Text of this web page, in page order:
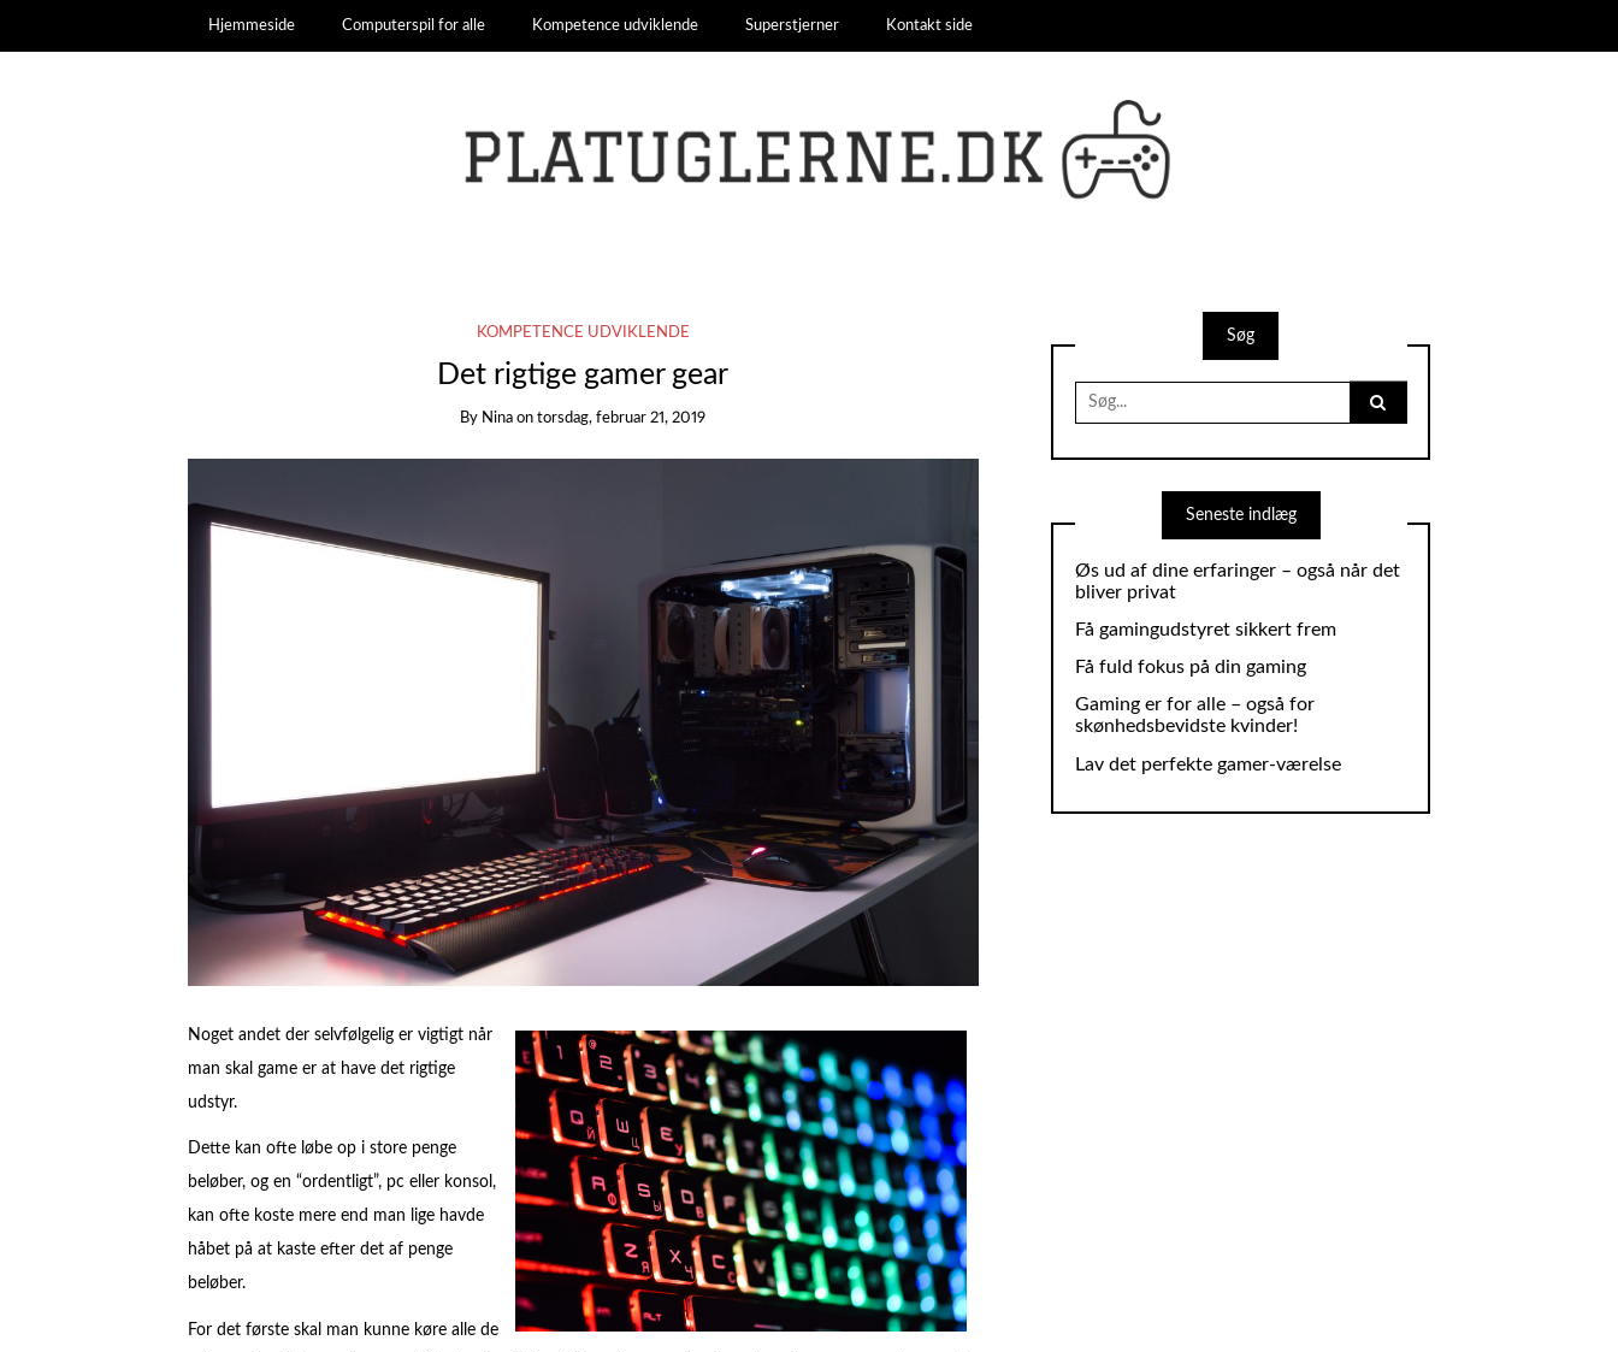
Hjemmeside Computerspil for alle Kompetence udviklende Superstjerner Kontakt side
KOMPETENCE UDVIKLENDE
Det rigtige gamer gear
By Nina ontorsdag, februar 21, 2019
Noget andet der selvfølgelig er vigtigt når
man skal game er at have det rigtige
udstyr.
Dette kan ofte løbe op i store penge
beløber, og en “ordentligt”, pc eller konsol,
kan ofte koste mere end man lige havde
håbet på at kaste efter det af penge
beløber.
For det første skal man kunne køre alle de
Søg
for:
Seneste indlæg
Øs ud af dine erfaringer – også når det
bliver privat
Få gamingudstyret sikkert frem
Få fuld fokus på din gaming
Gaming er for alle – også for
skønhedsbevidste kvinder!
Lav det perfekte gamer-værelse